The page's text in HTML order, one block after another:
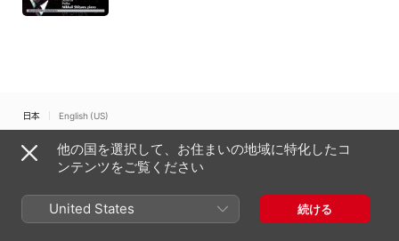
日本 English (US)
Copyright © 2026 Apple Inc.
All rights reserved.
インターネットサービス利用規約
Apple Musicとプライバシー
他の国を選択して、お住まいの地域に特化したコ
ンテンツをご覧ください
United States 続ける